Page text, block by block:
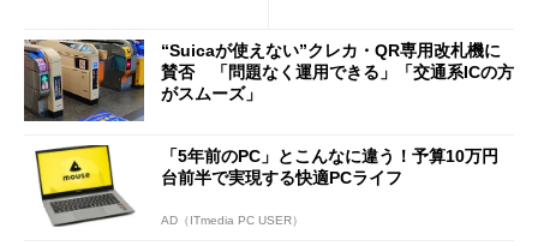
開催
“Suicaが使えない”クレカ・QR専用改札機に
賛否 「問題なく運用できる」「交通系ICの方
がスムーズ」
「5年前のPC」とこんなに違う！予算10万円
台前半で実現する快適PCライフ
AD（ITmedia PC USER）